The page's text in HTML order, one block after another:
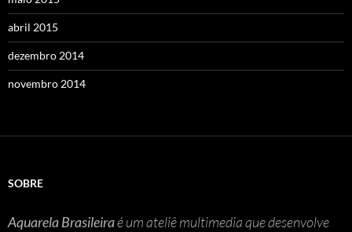
abril 2015
dezembro 2014
novembro 2014
SOBRE
Aquarela Brasileiraé um ateliê multimedia que desenvolve